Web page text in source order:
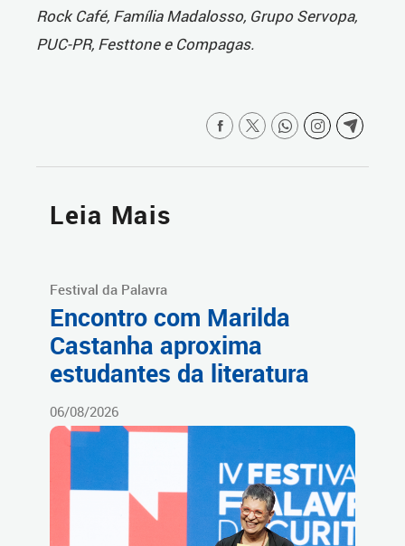
Rock Café, Família Madalosso, Grupo Servopa,
PUC-PR, Festtone e Compagas.
Leia Mais
Festival da Palavra
Encontro com Marilda
Castanha aproxima
estudantes da literatura
06/08/2026